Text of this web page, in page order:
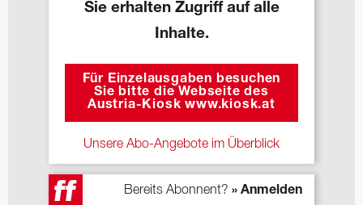
Sie erhalten Zugriff auf alle
Inhalte.
Für Einzelausgaben besuchen
Sie bitte die Webseite des
Austria-Kiosk www.kiosk.at
Unsere Abo-Angebote im Überblick
Bereits Abonnent? » Anmelden